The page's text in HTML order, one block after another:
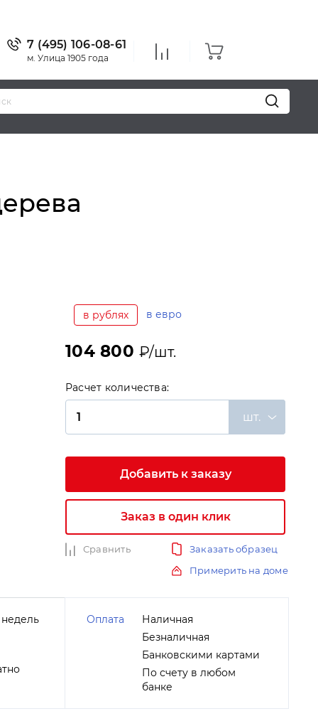
7 (495) 106-08-61
м. Улица 1905 года
в рублях в евро
104 800₽/шт.
Расчет количества:
шт.
Добавить к заказу
Заказ в один клик
Сравнить
Заказать образец
Примерить на доме
Оплата
Наличная
Безналичная
Банковскими картами
По счету в любом
банке